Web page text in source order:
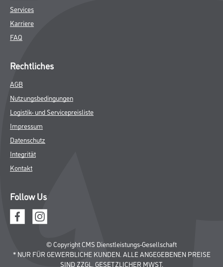
Services
Karriere
FAQ
Rechtliches
AGB
Nutzungsbedingungen
Logistik- und Servicepreisliste
Impressum
Datenschutz
Integrität
Kontakt
Follow Us
© Copyright CMS Dienstleistungs-Gesellschaft
* NUR FÜR GEWERBLICHE KUNDEN. ALLE ANGEGEBENEN PREISE
SIND ZZGL. GESETZLICHER MWST.